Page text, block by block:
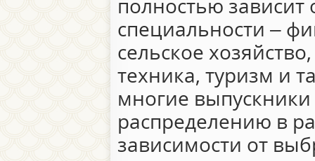
полностью
специальности –
сельское
техника, туризм и
многие
распределению в
зависимости от